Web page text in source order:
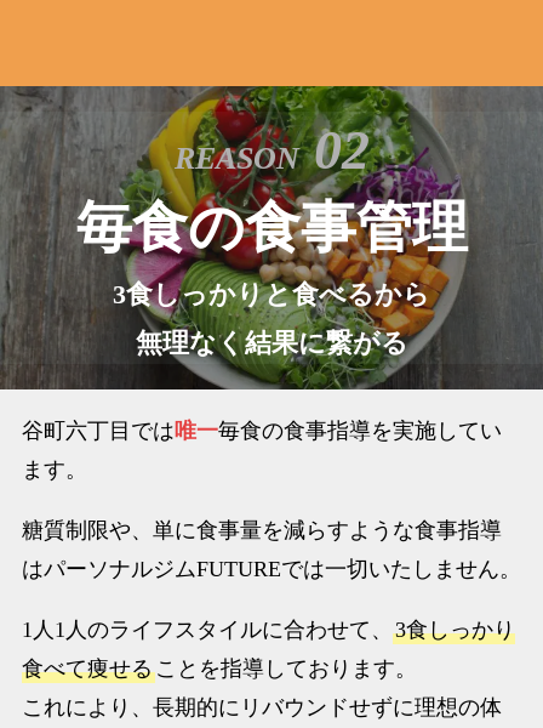
REASON02
毎食の食事管理
3食しっかりと食べるから
無理なく結果に繋がる
谷町六丁目では唯一毎食の食事指導を実施してい
ます。
糖質制限や、単に食事量を減らすような食事指導
はパーソナルジムFUTUREでは一切いたしません。
1人1人のライフスタイルに合わせて、 3食しっかり
食べて痩せることを指導しております。
これにより、長期的にリバウンドせずに理想の体